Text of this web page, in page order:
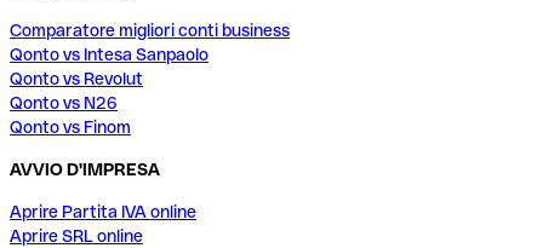
Comparatore migliori conti business
Qonto vs Intesa Sanpaolo
Qonto vs Revolut
Qonto vs N26
Qonto vs Finom
AVVIO D'IMPRESA
Aprire Partita IVA online
Aprire SRL online